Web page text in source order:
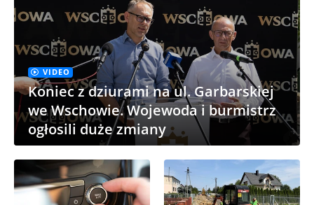
VIDEO
Koniec z dziurami na ul. Garbarskiej
we Wschowie. Wojewoda i burmistrz
ogłosili duże zmiany